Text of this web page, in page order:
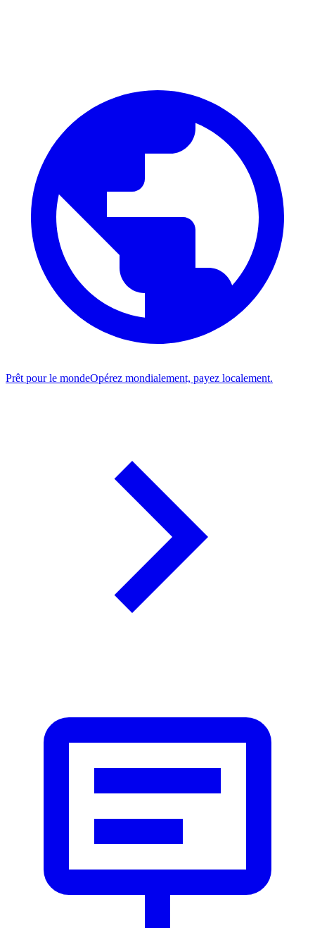
Prêt pour le mondeOpérez mondialement, payez localement.